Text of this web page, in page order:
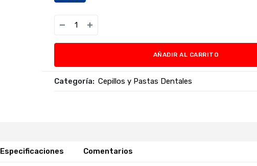
AÑADIR AL CARRITO
Categoría: Cepillos y Pastas Dentales
Especificaciones Comentarios